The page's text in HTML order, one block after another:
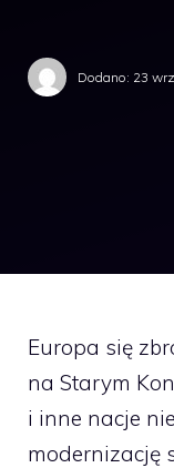
Dodano: 23
Europa się
na Starym
i inne nacje
modernizację